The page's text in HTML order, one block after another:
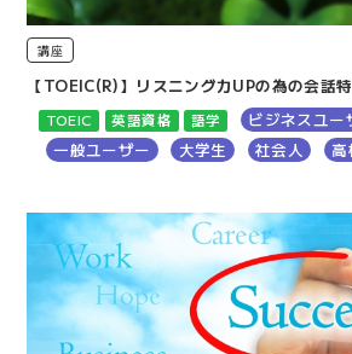
講座
【TOEIC(R)】リスニング力UPの為の会話
TOEIC 英語資格 語学
ビジネスユー
一般ユーザー
大学生 社会人 高